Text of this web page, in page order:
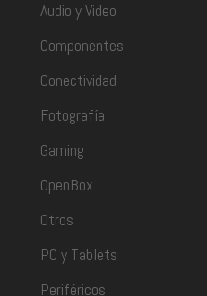
Audio y Video
Componentes
Conectividad
Fotografía
Gaming
OpenBox
Otros
PC y Tablets
Periféricos